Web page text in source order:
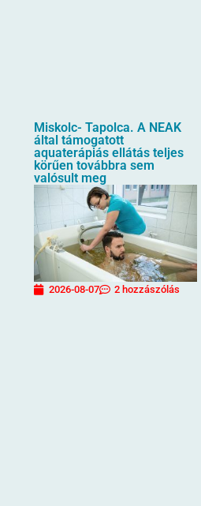
Miskolc- Tapolca. A NEAK
által támogatott
aquaterápiás ellátás teljes
körűen továbbra sem
valósult meg
2026-08-07 2 hozzászólás